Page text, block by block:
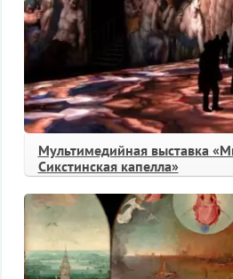
Мультимедийная выставка
Сикстинская капелла»